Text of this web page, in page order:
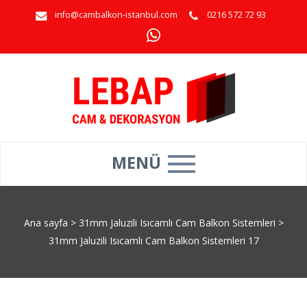
info@cambalkon-istanbul.com 0216 572 72 93
MENÜ
Ana sayfa > 31mm Jaluzili Isıcamlı Cam Balkon Sistemleri >
31mm Jaluzili Isıcamlı Cam Balkon Sistemleri 17